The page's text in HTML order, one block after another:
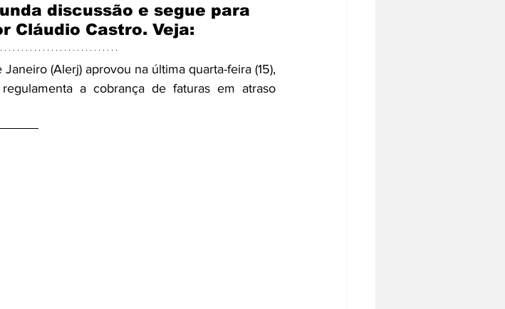
discussão e segue para
Cláudio Castro. Veja:
(Alerj) aprovou na última quarta-feira (15),
a cobrança de faturas em atraso